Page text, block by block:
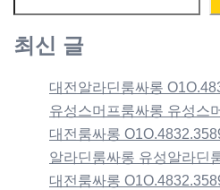
최신 글
대전알라딘룸싸롱
유성스머프룸싸롱 유성스
대전룸싸롱
알라딘룸싸롱 유성알라딘
대전룸싸롱